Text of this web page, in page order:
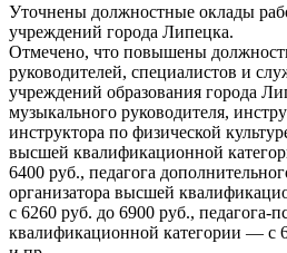
Уточнены должностные оклады
учреждений города Липецка.
Отмечено, что повышены
руководителей, специалистов и
учреждений образования города
музыкального руководителя,
инструктора по физической
высшей квалификационной
6400 руб., педагога
организатора высшей
с 6260 руб. до 6900 руб., педагога-
квалификационной категории — с